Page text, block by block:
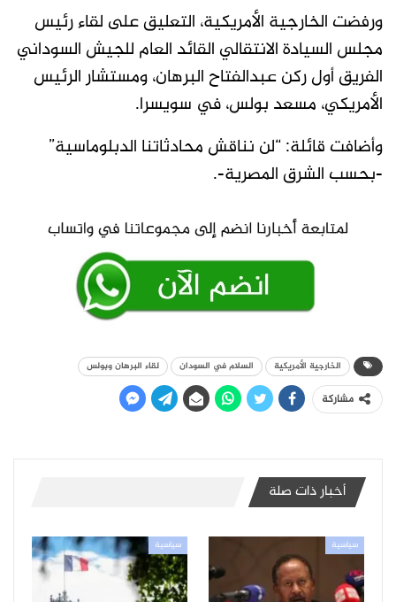
ورفضت الخارجية الأمريكية، التعليق على لقاء رئيس
مجلس السيادة الانتقالي القائد العام للجيش السوداني
الفريق أول ركن عبدالفتاح البرهان، ومستشار الرئيس
الأمريكي، مسعد بولس، في سويسرا.
وأضافت قائلة: “لن نناقش محادثاتنا الدبلوماسية”
-بحسب الشرق المصرية-.
الخارجية الأمريكية السلام في السودان لقاء البرهان وبولس
مشاركة
أخبار ذات صلة
سياسية سياسية